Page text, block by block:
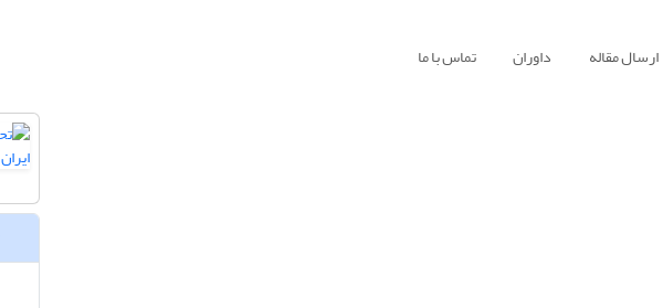
ارسال مقاله داوران تماس با ما